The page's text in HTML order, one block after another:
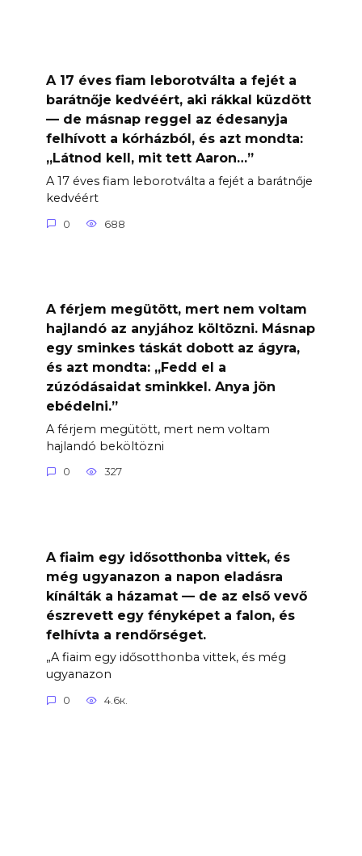
A 17 éves fiam leborotválta a fejét a
barátnője kedvéért, aki rákkal küzdött
— de másnap reggel az édesanyja
felhívott a kórházból, és azt mondta:
„Látnod kell, mit tett Aaron…”
A 17 éves fiam leborotválta a fejét a barátnője
kedvéért
0 688
A férjem megütött, mert nem voltam
hajlandó az anyjához költözni. Másnap
egy sminkes táskát dobott az ágyra,
és azt mondta: „Fedd el a
zúzódásaidat sminkkel. Anya jön
ebédelni.”
A férjem megütött, mert nem voltam
hajlandó beköltözni
0 327
A fiaim egy idősotthonba vittek, és
még ugyanazon a napon eladásra
kínálták a házamat — de az első vevő
észrevett egy fényképet a falon, és
felhívta a rendőrséget.
„A fiaim egy idősotthonba vittek, és még
ugyanazon
0 4.6к.